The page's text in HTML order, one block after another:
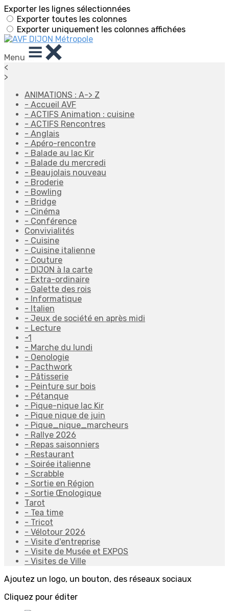
Exporter les lignes sélectionnées
Exporter toutes les colonnes
Exporter uniquement les colonnes affichées
Menu
<
>
ANIMATIONS : A-> Z
- Accueil AVF
- ACTIFS Animation : cuisine
- ACTIFS Rencontres
- Anglais
- Apéro-rencontre
- Balade au lac Kir
- Balade du mercredi
- Beaujolais nouveau
- Broderie
- Bowling
- Bridge
- Cinéma
- Conférence
Convivialités
- Cuisine
- Cuisine italienne
- Couture
- DIJON à la carte
- Extra-ordinaire
- Galette des rois
- Informatique
- Italien
- Jeux de société en après midi
- Lecture
-1
- Marche du lundi
- Oenologie
- Pacthwork
- Pâtisserie
- Peinture sur bois
- Pétanque
- Pique-nique lac Kir
- Pique nique de juin
- Pique_nique_marcheurs
- Rallye 2026
- Repas saisonniers
- Restaurant
- Soirée italienne
- Scrabble
- Sortie en Région
- Sortie Œnologique
Tarot
- Tea time
- Tricot
- Vélotour 2026
- Visite d'entreprise
- Visite de Musée et EXPOS
- Visites de Ville
Ajoutez un logo, un bouton, des réseaux sociaux
Cliquez pour éditer